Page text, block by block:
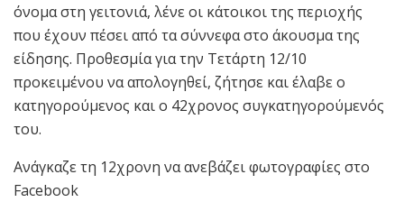
όνομα στη γειτονιά, λένε οι κάτοικοι της περιοχής
που έχουν πέσει από τα σύννεφα στο άκουσμα της
είδησης. Προθεσμία για την Τετάρτη 12/10
προκειμένου να απολογηθεί, ζήτησε και έλαβε ο
κατηγορούμενος και ο 42χρονος συγκατηγορούμενός
του.
Ανάγκαζε τη 12χρονη να ανεβάζει φωτογραφίες στο
Facebook